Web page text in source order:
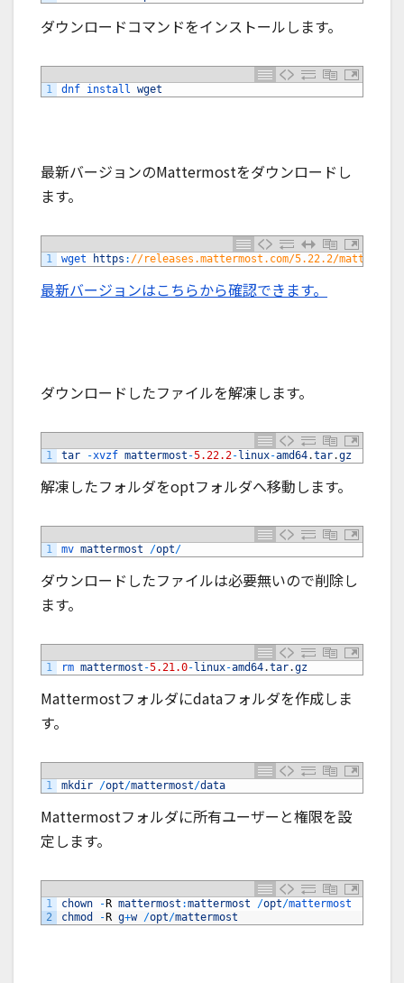
ダウンロードコマンドをインストールします。
1 dnf install wget
最新バージョンのMattermostをダウンロードし
ます。
1 wget https : //releases.mattermost.com/5.22.2/
最新バージョンはこちらから確認できます。
ダウンロードしたファイルを解凍します。
1 tar -xvzf mattermost -5.22.2- linux-amd64.tar.gz
解凍したフォルダをoptフォルダへ移動します。
1 mv mattermost /opt/
ダウンロードしたファイルは必要無いので削除し
ます。
1 rm mattermost -5.21.0- linux-amd64.tar.gz
Mattermostフォルダにdataフォルダを作成しま
す。
1 mkdir /opt/mattermost/data
Mattermostフォルダに所有ユーザーと権限を設
定します。
1
2
chown - R mattermost :mattermost /opt/mattermost
chmod
- R g+w /opt/mattermost